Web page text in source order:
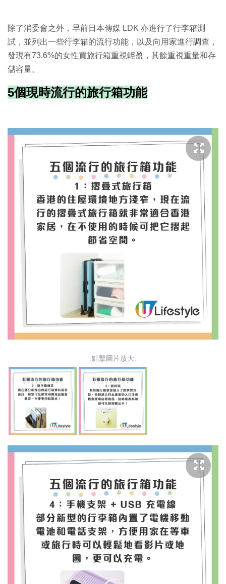
除了消委會之外，早前日本傳媒 LDK 亦進行了行李箱測
試，並列出一些行李箱的流行功能，以及向用家進行調查 ，
發現有73.6%的女性買旅行箱重視輕盈，其餘重視重量和存
儲容量。
5個現時流行的旅行箱功能
↓點擊圖片放大↓